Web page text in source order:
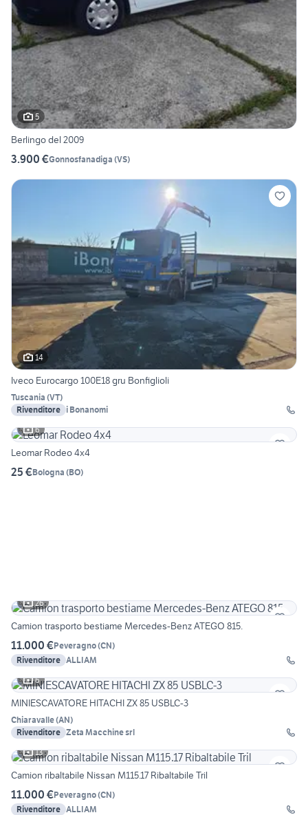
5
Berlingo del 2009
3.900 €Gonnosfanadiga (VS)
14
Iveco Eurocargo 100E18 gru Bonfiglioli
Tuscania (VT)
Rivenditore i Bonanomi
6
Leomar Rodeo 4x4
25 €Bologna (BO)
26
Camion trasporto bestiame Mercedes-Benz ATEGO 815.
11.000 €Peveragno(CN)
Rivenditore ALLIAM
6
MINIESCAVATORE HITACHI ZX 85 USBLC-3
Chiaravalle(AN)
Rivenditore Zeta Macchine srl
13
Camion ribaltabile Nissan M115.17 Ribaltabile Tril
11.000 €Peveragno(CN)
Rivenditore ALLIAM